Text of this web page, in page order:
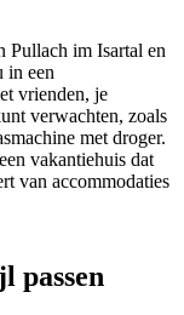
Pullach im Isartal en
in een
vrienden, je
verwachten, zoals
met droger.
vakantiehuis dat
van accommodaties
passen